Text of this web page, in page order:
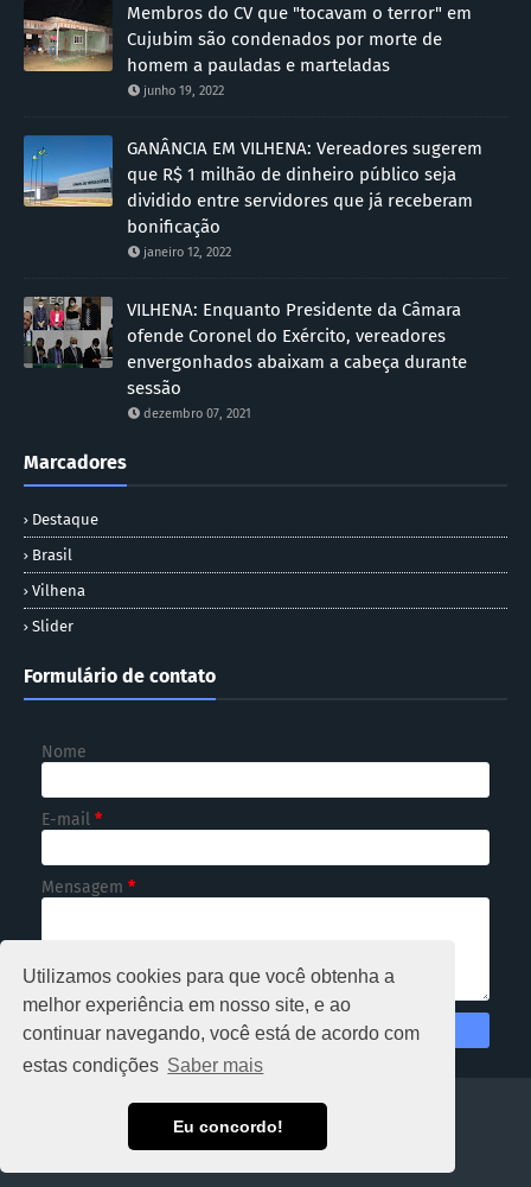
Utilizamos cookies para que você obtenha a
melhor experiência em nosso site, e ao
continuar navegando, você está de acordo com
estas condições Saber mais
Eu concordo!
Membros do CV que "tocavam o terror" em
Cujubim são condenados por morte de
homem a pauladas e marteladas
junho 19, 2022
GANÂNCIA EM VILHENA: Vereadores sugerem
que R$ 1 milhão de dinheiro público seja
dividido entre servidores que já receberam
bonificação
janeiro 12, 2022
VILHENA: Enquanto Presidente da Câmara
ofende Coronel do Exército, vereadores
envergonhados abaixam a cabeça durante
sessão
dezembro 07, 2021
Marcadores
Destaque
Brasil
Vilhena
Slider
Formulário de contato
Nome
E-mail *
Mensagem *
Copyright ©2026NOTICIOSO RONDÔNIA